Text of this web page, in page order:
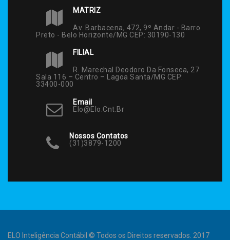
MATRIZ
Av. Barbacena, 472, 9º Andar - Barro
Preto - Belo Horizonte/MG CEP: 30190-130
FILIAL
R. Marechal Deodoro Da Fonseca, 27
Sala 116 – Centro – Lagoa Santa/MG CEP:
33400-000
Email
Elo@elo.cnt.br
Nossos Contatos
(31)3879-1200
ELO Inteligência Contábil © Todos os Direitos reservados. 2017